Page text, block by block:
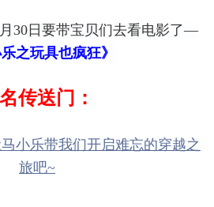
30日要带宝贝们去看电影了—
乐之玩具也疯狂》
传送门：
小乐带我们开启难忘的穿越之
旅吧~